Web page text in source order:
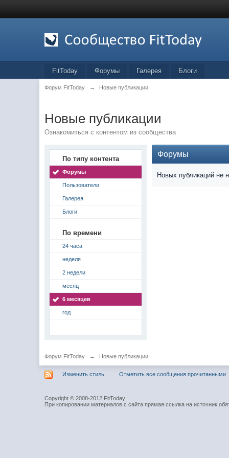
FitToday Форумы Галерея Блоги
Форум FitToday → Новые публикации
Новые публикации
Ознакомиться с контентом из сообщества
По типу контента
Форумы
Пользователи
Галерея
Блоги
По времени
24 часа
неделя
2 недели
месяц
6 месяцев
год
Форумы
Новых публикаций не
Форум FitToday → Новые публикации
Изменить стиль Отметить все сообщения прочитанными
Copyright © 2008-2012 FitToday
При копировании материалов с сайта прямая ссылка на источник